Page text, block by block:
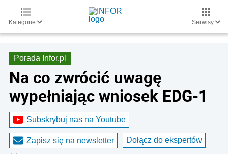
Kategorie Serwisy
Porada Infor.pl
Na co zwrócić uwagę
wypełniając wniosek EDG-1
Subskrybuj nas na Youtube
Zapisz się na newsletter Dołącz do ekspertów